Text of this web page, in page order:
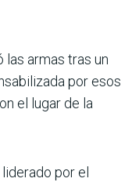
las armas tras un
por esos
el lugar de la
por el